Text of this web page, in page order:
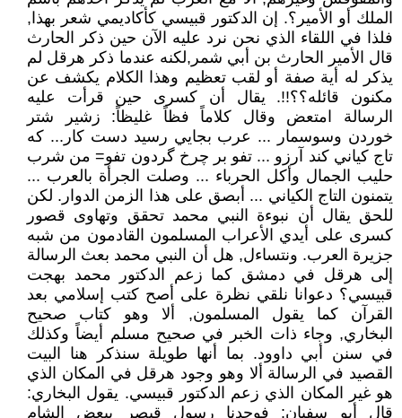
الملك أو الأمير؟. إن الدكتور قبيسي كأكاديمي شعر بهذا,
فلذا في اللقاء الذي نحن نرد عليه الآن حين ذكر الحارث
قال الأمير الحارث بن أبي شمر,لكنه عندما ذكر هرقل لم
يذكر له أية صفة أو لقب تعظيم وهذا الكلام يكشف عن
مكنون قائله؟؟!!. یقال أن کسرى حین قرأت علیه
الرسالة امتعض وقال كلاماً فظاً غليظاً: زشير شتر
خوردن وسوسمار ... عرب بجايي رسيد دست كار... كه
تاج كياني كند آرزو ... تفو بر چرخ گردون تفو= من شرب
حليب الجمال وأكل الحرباء ... وصلت الجرأة بالعرب ...
يتمنون التاج الكياني ... أبصق على هذا الزمن الدوار. لكن
للحق يقال أن نبوءة النبي محمد تحقق وتهاوى قصور
كسرى على أيدي الأعراب المسلمون القادمون من شبه
جزيرة العرب. ونتساءل, هل أن النبي محمد بعث الرسالة
إلى هرقل في دمشق كما زعم الدكتور محمد بهجت
قبيسي؟ دعوانا نلقي نظرة على أصح كتب إسلامي بعد
القرآن كما يقول المسلمون, ألا وهو كتاب صحيح
البخاري, وجاء ذات الخبر في صحيح مسلم أيضاً وكذلك
في سنن أبي داوود. بما أنها طويلة سنذكر هنا البيت
القصيد في الرسالة ألا وهو وجود هرقل في المكان الذي
هو غير المكان الذي زعم الدكتور قبيسي. يقول البخاري:
قال أبو سفيان: فوجدنا رسول قيصر ببعض الشام